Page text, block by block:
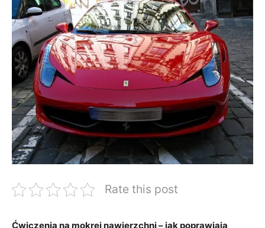
Rate this post
Ćwiczenia na mokrej nawierzchni – jak poprawiają